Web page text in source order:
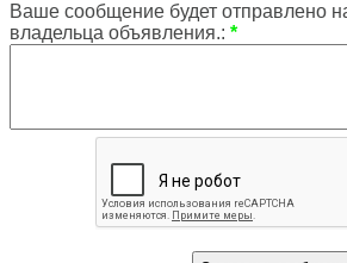
Ваше сообщение будет отправлено
владельца объявления.: *